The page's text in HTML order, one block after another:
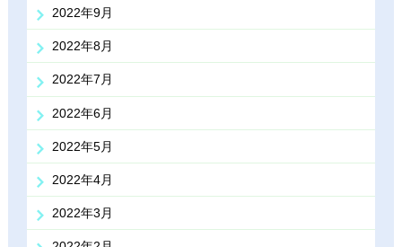
2022年9月
2022年8月
2022年7月
2022年6月
2022年5月
2022年4月
2022年3月